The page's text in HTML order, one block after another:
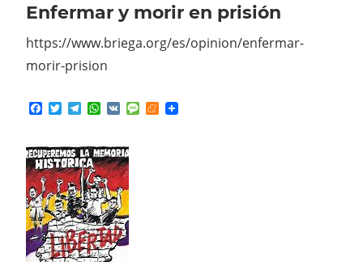
Enfermar y morir en prisión
https://www.briega.org/es/opinion/enfermar-
morir-prision
Facebook
TwitterTelegram
WhatsApp
VK MessageMeneame